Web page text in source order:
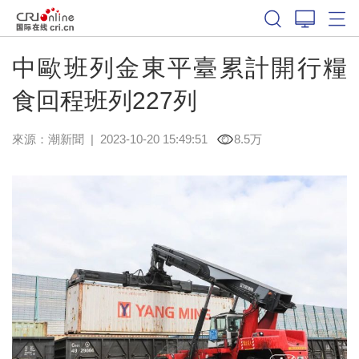
中歐班列金東平臺累計開行糧
食回程班列227列
來源： 潮新聞 | 2023-10-20 15:49:51 8.5万